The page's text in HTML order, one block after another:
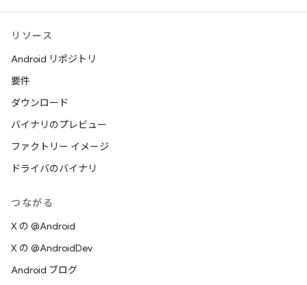
リソース
Android リポジトリ
要件
ダウンロード
バイナリのプレビュー
ファクトリー イメージ
ドライバのバイナリ
つながる
X の @Android
X の @AndroidDev
Android ブログ